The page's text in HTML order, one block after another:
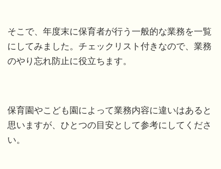
そこで、年度末に保育者が行う一般的な業務を一覧
にしてみました。チェックリスト付きなので、業務
のやり忘れ防止に役立ちます。
保育園やこども園によって業務内容に違いはあると
思いますが、ひとつの目安として参考にしてくださ
い。